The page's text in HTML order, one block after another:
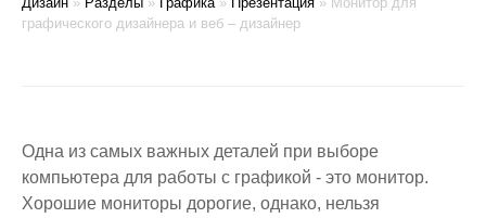
графического дизайнера и веб – дизайнер
Одна из самых важных деталей при выборе
компьютера для работы с графикой - это монитор.
Хорошие мониторы дорогие, однако, нельзя